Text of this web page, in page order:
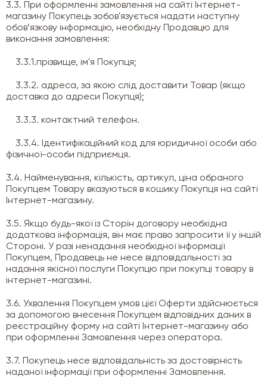
3.3. При оформленні замовлення на сайті Інтернет-
магазину Покупець зобов'язується надати наступну
обов’язкову інформацію, необхідну Продавцю для
виконання замовлення:
3.3.1.прізвище, ім'я Покупця;
3.3.2. адреса, за якою слід доставити Товар (якщо
доставка до адреси Покупця);
3.3.3. контактний телефон.
3.3.4. Ідентифікаційний код для юридичної особи або
фізичної-особи підприємця.
3.4. Найменування, кількість, артикул, ціна обраного
Покупцем Товару вказуються в кошику Покупця на сайті
Інтернет-магазину.
3.5. Якщо будь-якої із Сторін договору необхідна
додаткова інформація, він має право запросити її у іншій
Стороні. У разі ненадання необхідної інформації
Покупцем, Продавець не несе відповідальності за
надання якісної послуги Покупцю при покупці товару в
інтернет-магазині.
3.6. Ухвалення Покупцем умов цієї Оферти здійснюється
за допомогою внесення Покупцем відповідних даних в
реєстраційну форму на сайті Інтернет-магазину або
при оформленні Замовлення через оператора.
3.7. Покупець несе відповідальність за достовірність
наданої інформації при оформленні Замовлення.